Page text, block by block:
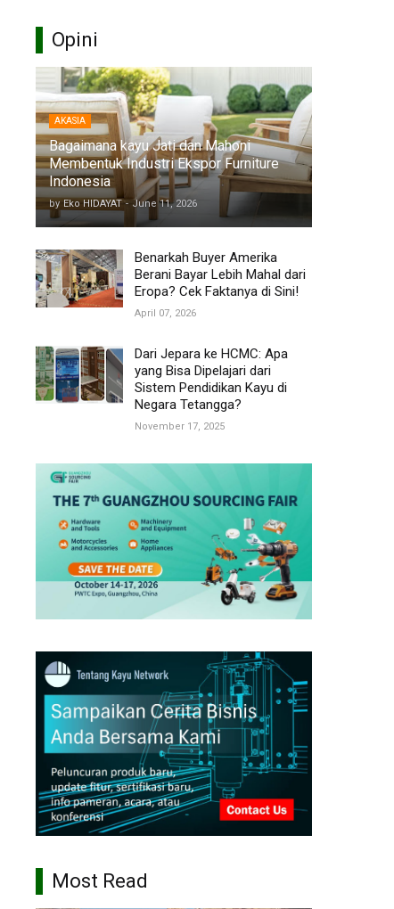
Opini
AKASIA
Bagaimana kayu Jati dan Mahoni
Membentuk Industri Ekspor Furniture
Indonesia
by Eko HIDAYAT - June 11, 2026
Benarkah Buyer Amerika
Berani Bayar Lebih Mahal dari
Eropa? Cek Faktanya di Sini!
April 07, 2026
Dari Jepara ke HCMC: Apa
yang Bisa Dipelajari dari
Sistem Pendidikan Kayu di
Negara Tetangga?
November 17, 2025
Most Read